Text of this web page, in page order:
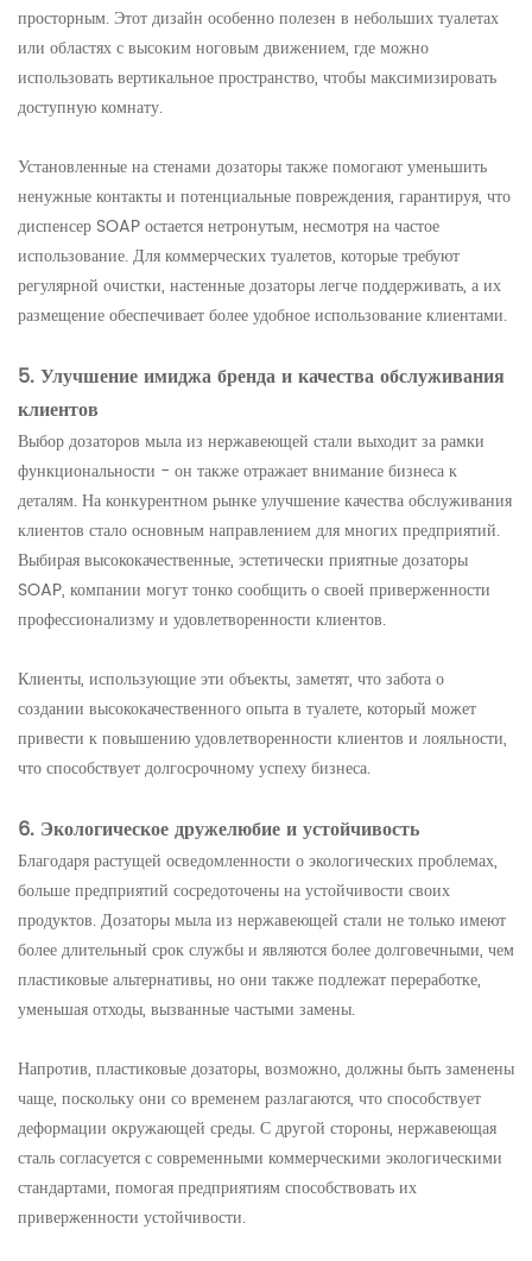
просторным. Этот дизайн особенно полезен в небольших туалетах
или областях с высоким ноговым движением, где можно
использовать вертикальное пространство, чтобы максимизировать
доступную комнату.
Установленные на стенами дозаторы также помогают уменьшить
ненужные контакты и потенциальные повреждения, гарантируя, что
диспенсер SOAP остается нетронутым, несмотря на частое
использование. Для коммерческих туалетов, которые требуют
регулярной очистки, настенные дозаторы легче поддерживать, а их
размещение обеспечивает более удобное использование клиентами.
5. Улучшение имиджа бренда и качества обслуживания
клиентов
Выбор дозаторов мыла из нержавеющей стали выходит за рамки
функциональности - он также отражает внимание бизнеса к
деталям. На конкурентном рынке улучшение качества обслуживания
клиентов стало основным направлением для многих предприятий.
Выбирая высококачественные, эстетически приятные дозаторы
SOAP, компании могут тонко сообщить о своей приверженности
профессионализму и удовлетворенности клиентов.
Клиенты, использующие эти объекты, заметят, что забота о
создании высококачественного опыта в туалете, который может
привести к повышению удовлетворенности клиентов и лояльности,
что способствует долгосрочному успеху бизнеса.
6. Экологическое дружелюбие и устойчивость
Благодаря растущей осведомленности о экологических проблемах,
больше предприятий сосредоточены на устойчивости своих
продуктов. Дозаторы мыла из нержавеющей стали не только имеют
более длительный срок службы и являются более долговечными, чем
пластиковые альтернативы, но они также подлежат переработке,
уменьшая отходы, вызванные частыми замены.
Напротив, пластиковые дозаторы, возможно, должны быть заменены
чаще, поскольку они со временем разлагаются, что способствует
деформации окружающей среды. С другой стороны, нержавеющая
сталь согласуется с современными коммерческими экологическими
стандартами, помогая предприятиям способствовать их
приверженности устойчивости.